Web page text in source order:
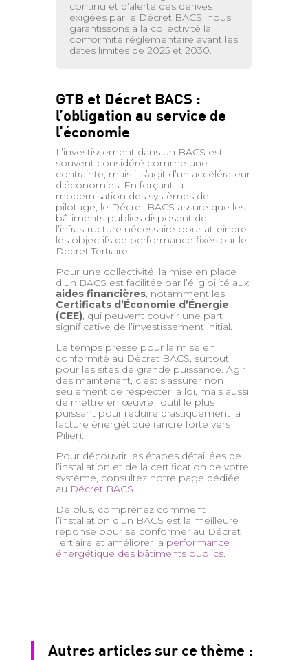
continu et d’alerte des dérives
exigées par le Décret BACS, nous
garantissons à la collectivité la
conformité réglementaire avant les
dates limites de 2025 et 2030.
GTB et Décret BACS :
l’obligation au service de
l’économie
L’investissement dans un BACS est
souvent considéré comme une
contrainte, mais il s’agit d’un accélérateur
d’économies. En forçant la
modernisation des systèmes de
pilotage, le Décret BACS assure que les
bâtiments publics disposent de
l’infrastructure nécessaire pour atteindre
les objectifs de performance fixés par le
Décret Tertiaire.
Pour une collectivité, la mise en place
d’un BACS est facilitée par l’éligibilité aux
aides financières, notamment les
Certificats d’Économie d’Énergie
(CEE), qui peuvent couvrir une part
significative de l’investissement initial.
Le temps presse pour la mise en
conformité au Décret BACS, surtout
pour les sites de grande puissance. Agir
dès maintenant, c’est s’assurer non
seulement de respecter la loi, mais aussi
de mettre en œuvre l’outil le plus
puissant pour réduire drastiquement la
facture énergétique (ancre forte vers
Pilier).
Pour découvrir les étapes détaillées de
l’installation et de la certification de votre
système, consultez notre page dédiée
au Décret BACS.
De plus, comprenez comment
l’installation d’un BACS est la meilleure
réponse pour se conformer au Décret
Tertiaire et améliorer la performance
énergétique des bâtiments publics.
Autres articles sur ce thème :